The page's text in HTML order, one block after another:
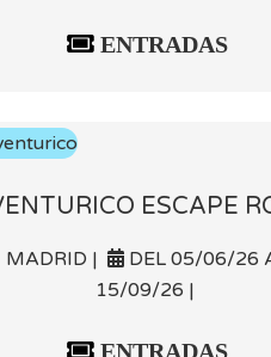
ENTRADAS
ESCAPE
MADRID |
DEL 05/06/26
15/09/26 |
ENTRADAS